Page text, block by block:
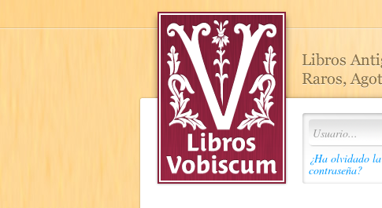
¿Ha olvidado la
contraseña?